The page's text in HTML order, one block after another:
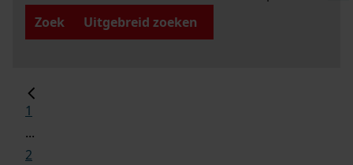
Zoek
Uitgebreid zoeken
1
...
2